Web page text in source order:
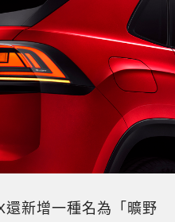
新增一種名為「曠野